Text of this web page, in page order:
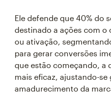
Ele defende que 40% do
destinado a ações com
ou ativação,
para gerar conversões
que estão começando, a
mais eficaz, ajustando-
amadurecimento da